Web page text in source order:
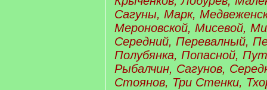
Сагуны, Марк,
Мероновской, Мисевой,
Середний, Перевалный,
Полубянка, Попасной,
Рыбалчин, Сагунов,
Стоянов, Три Стенки,